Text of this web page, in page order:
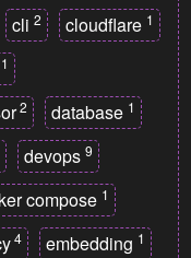
cli 2 cloudflare 1
1
2 database 1
devops 9
compose 1
4 embedding 1